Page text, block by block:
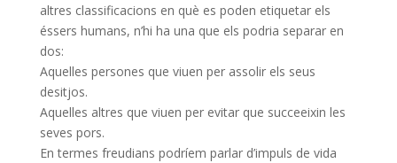
altres classificacions en què es poden etiquetar els
éssers humans, n’hi ha una que els podria separar en
dos:
Aquelles persones que viuen per assolir els seus
desitjos.
Aquelles altres que viuen per evitar que succeeixin les
seves pors.
En termes freudians podríem parlar d’impuls de vida